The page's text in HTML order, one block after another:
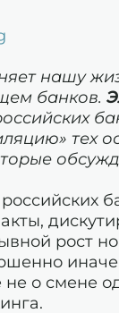
нашу
банков.
тех
рост
не о смене